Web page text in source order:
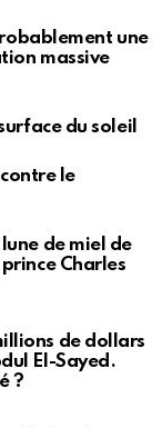
une
massive
du soleil
le
de miel de
Charles
de dollars
El-Sayed.
?